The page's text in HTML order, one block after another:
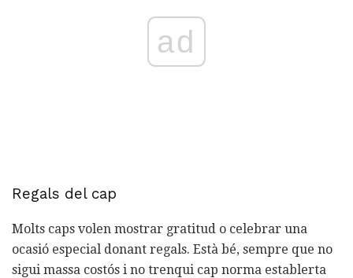
ad
Regals del cap
Molts caps volen mostrar gratitud o celebrar una
ocasió especial donant regals. Està bé, sempre que no
sigui massa costós i no trenqui cap norma establerta